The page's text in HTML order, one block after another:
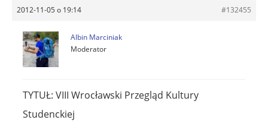
2012-11-05 o 19:14 #132455
Albin Marciniak
Moderator
TYTUŁ: VIII Wrocławski Przegląd Kultury
Studenckiej